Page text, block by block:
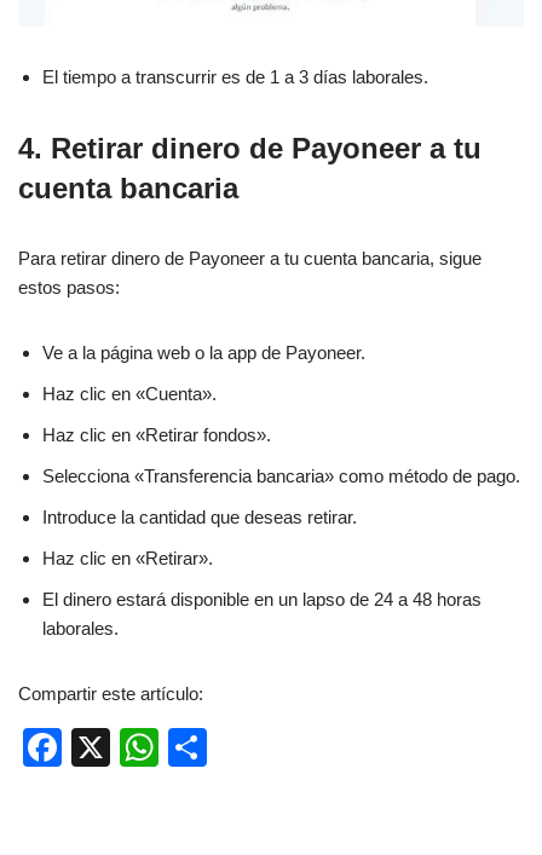
El tiempo a transcurrir es de 1 a 3 días laborales.
4. Retirar dinero de Payoneer a tu
cuenta bancaria
Para retirar dinero de Payoneer a tu cuenta bancaria, sigue
estos pasos:
Ve a la página web o la app de Payoneer.
Haz clic en «Cuenta».
Haz clic en «Retirar fondos».
Selecciona «Transferencia bancaria» como método de pago.
Introduce la cantidad que deseas retirar.
Haz clic en «Retirar».
El dinero estará disponible en un lapso de 24 a 48 horas
laborales.
Compartir este artículo:
F
X
W